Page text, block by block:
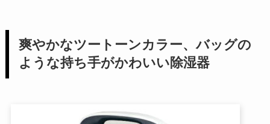
爽やかなツートーンカラー、バッグの
ような持ち手がかわいい除湿器